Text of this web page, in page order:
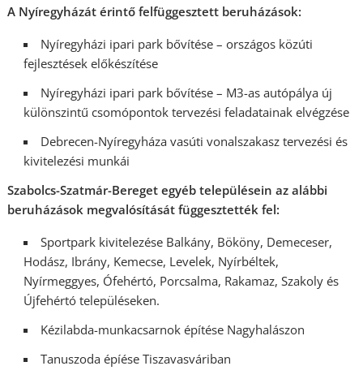
A Nyíregyházát érintő felfüggesztett beruházások:
Nyíregyházi ipari park bővítése – országos közúti
fejlesztések előkészítése
Nyíregyházi ipari park bővítése – M3-as autópálya új
különszintű csomópontok tervezési feladatainak elvégzése
​Debrecen-Nyíregyháza vasúti vonalszakasz tervezési és
kivitelezési munkái
Szabolcs-Szatmár-Bereget egyéb településein az alábbi
beruházások megvalósítását függesztették fel:
Sportpark kivitelezése Balkány, Bököny, Demeceser,
Hodász, Ibrány, Kemecse, Levelek, Nyírbéltek,
Nyírmeggyes, Ófehértó, Porcsalma, Rakamaz, Szakoly és
Újfehértó településeken.
Kézilabda-munkacsarnok építése Nagyhalászon
Tanuszoda épíése Tiszavasváriban